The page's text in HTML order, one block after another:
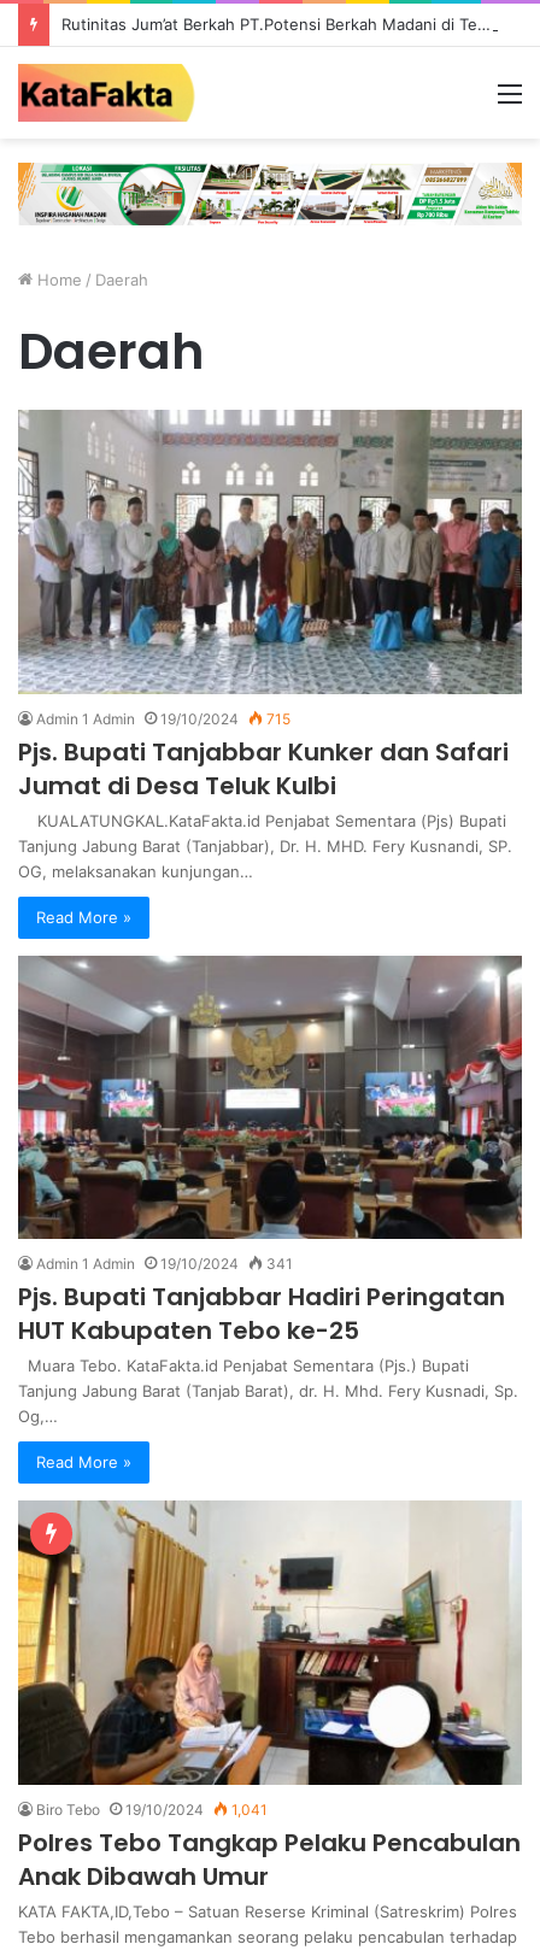
Rutinitas Jum’at Berkah PT.Potensi Berkah Madani di Tebo, Salurkan Bantuan ke Masyarakat
Home / Daerah
Daerah
Admin 1 Admin 19/10/2024 715
Pjs. Bupati Tanjabbar Kunker dan Safari
Jumat di Desa Teluk Kulbi
KUALATUNGKAL.KataFakta.id Penjabat Sementara (Pjs) Bupati
Tanjung Jabung Barat (Tanjabbar), Dr. H. MHD. Fery Kusnandi, SP.
OG, melaksanakan kunjungan…
Read More »
Admin 1 Admin 19/10/2024 341
Pjs. Bupati Tanjabbar Hadiri Peringatan
HUT Kabupaten Tebo ke-25
Muara Tebo. KataFakta.id Penjabat Sementara (Pjs.) Bupati
Tanjung Jabung Barat (Tanjab Barat), dr. H. Mhd. Fery Kusnadi, Sp.
Og,…
Read More »
Biro Tebo 19/10/2024 1,041
Polres Tebo Tangkap Pelaku Pencabulan
Anak Dibawah Umur
KATA FAKTA,ID,Tebo – Satuan Reserse Kriminal (Satreskrim) Polres
Tebo berhasil mengamankan seorang pelaku pencabulan terhadap